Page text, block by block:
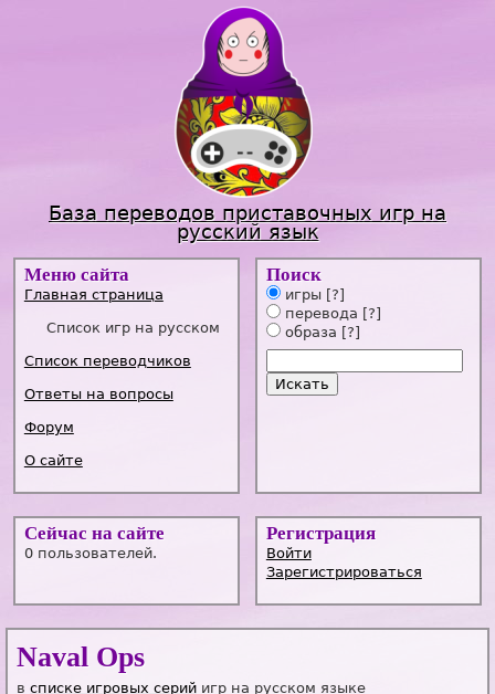
Jump to navigation
База переводов приставочных игр на
русский язык
Меню сайта
Главная страница
Список игр на русском
Список переводчиков
Ответы на вопросы
Форум
О сайте
Поиск
игры [?]
перевода [?]
образа [?]
Сейчас на сайте
0 пользователей.
Регистрация
Войти
Зарегистрироваться
Naval Ops
в списке игровых серий игр на русском языке